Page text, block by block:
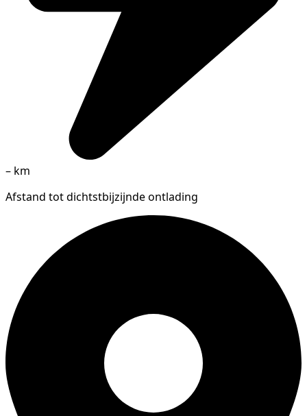
– km
Afstand tot dichtstbijzijnde ontlading